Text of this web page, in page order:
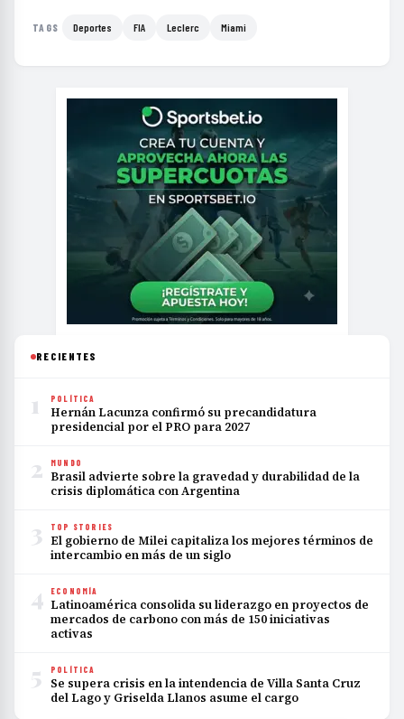
TAGS Deportes FIA Leclerc Miami
RECIENTES
1 POLÍTICA
Hernán Lacunza confirmó su precandidatura
presidencial por el PRO para 2027
2 MUNDO
Brasil advierte sobre la gravedad y durabilidad de la
crisis diplomática con Argentina
3 TOP STORIES
El gobierno de Milei capitaliza los mejores términos de
intercambio en más de un siglo
4 ECONOMÍA
Latinoamérica consolida su liderazgo en proyectos de
mercados de carbono con más de 150 iniciativas
activas
5 POLÍTICA
Se supera crisis en la intendencia de Villa Santa Cruz
del Lago y Griselda Llanos asume el cargo